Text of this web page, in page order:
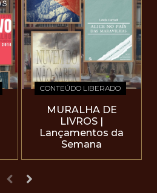
CONTEÚDO LIBERADO
MURALHA DE
LIVROS |
Lançamentos da
Semana